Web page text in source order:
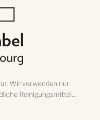
Wir verwenden nur
Reinigungsmittel...